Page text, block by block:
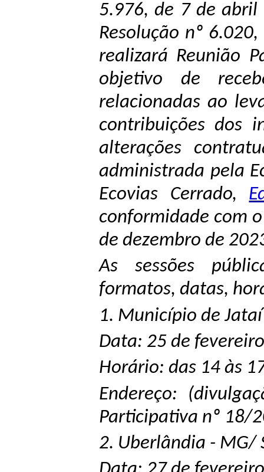
5.976, de 7 de abril
Resolução nº
realizará Reunião
objetivo de
relacionadas ao
contribuições dos
alterações
administrada pela
Ecovias Cerrado,
conformidade com
de dezembro de
As sessões
formatos, datas,
1. Município de
Data: 25 de
Horário: das 14 às
Endereço:
Participativa nº 18/
2. Uberlândia - MG/